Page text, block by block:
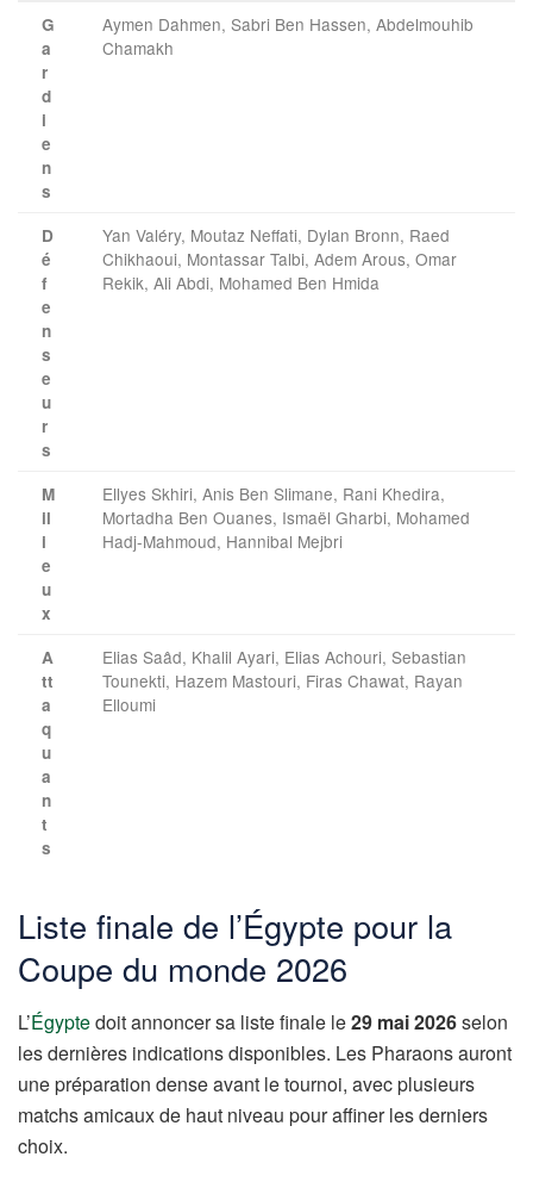
G
a
r
d
i
e
n
s
Aymen Dahmen, Sabri Ben Hassen, Abdelmouhib
Chamakh
D
é
f
e
n
s
e
u
r
s
Yan Valéry, Moutaz Neffati, Dylan Bronn, Raed
Chikhaoui, Montassar Talbi, Adem Arous, Omar
Rekik, Ali Abdi, Mohamed Ben Hmida
M
il
i
e
u
x
Ellyes Skhiri, Anis Ben Slimane, Rani Khedira,
Mortadha Ben Ouanes, Ismaël Gharbi, Mohamed
Hadj-Mahmoud, Hannibal Mejbri
A
tt
a
q
u
a
n
t
s
Elias Saâd, Khalil Ayari, Elias Achouri, Sebastian
Tounekti, Hazem Mastouri, Firas Chawat, Rayan
Elloumi
Liste finale de l’Égypte pour la
Coupe du monde 2026
L’Égyptedoit annoncer sa liste finale le29 mai 2026selon
les dernières indications disponibles. Les Pharaons auront
une préparation dense avant le tournoi, avec plusieurs
matchs amicaux de haut niveau pour affiner les derniers
choix.